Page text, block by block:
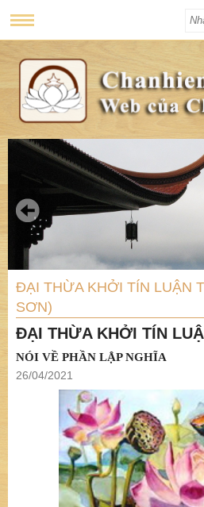
ĐẠI THỪA KHỞI TÍN LUẬN
SƠN)
ĐẠI THỪA KHỞI TÍN
NÓI VỀ PHẦN LẬP NGHĨA
26/04/2021